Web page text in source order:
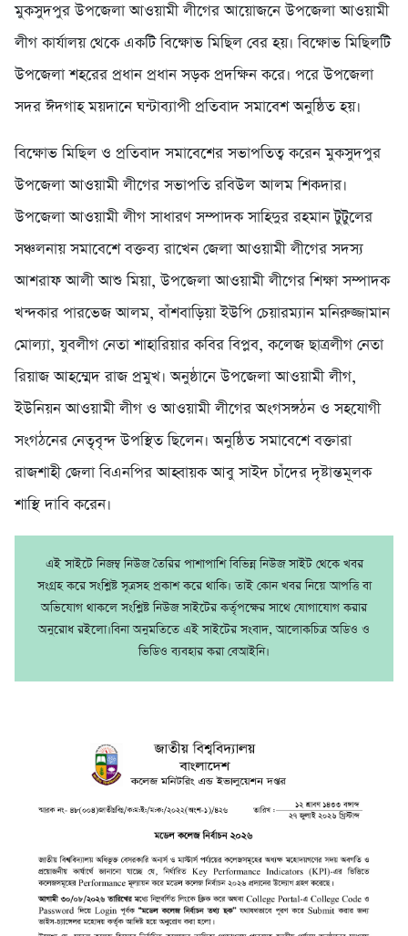
মুকসুদপুর উপজেলা আওয়ামী লীগের আয়োজনে উপজেলা আওয়ামী
লীগ কার্যালয় থেকে একটি বিক্ষোভ মিছিল বের হয়। বিক্ষোভ মিছিলটি
উপজেলা শহরের প্রধান প্রধান সড়ক প্রদক্ষিন করে। পরে উপজেলা
সদর ঈদগাহ ময়দানে ঘন্টাব্যাপী প্রতিবাদ সমাবেশ অনুষ্ঠিত হয়।
বিক্ষোভ মিছিল ও প্রতিবাদ সমাবেশের সভাপতিত্ব করেন মুকসুদপুর
উপজেলা আওয়ামী লীগের সভাপতি রবিউল আলম শিকদার।
উপজেলা আওয়ামী লীগ সাধারণ সম্পাদক সাহিদুর রহমান টুটুলের
সঞ্চলনায় সমাবেশে বক্তব্য রাখেন জেলা আওয়ামী লীগের সদস্য
আশরাফ আলী আশু মিয়া, উপজেলা আওয়ামী লীগের শিক্ষা সম্পাদক
খন্দকার পারভেজ আলম, বাঁশবাড়িয়া ইউপি চেয়ারম্যান মনিরুজ্জামান
মোল্যা, যুবলীগ নেতা শাহারিয়ার কবির বিপ্লব, কলেজ ছাত্রলীগ নেতা
রিয়াজ আহম্মেদ রাজ প্রমুখ। অনুষ্ঠানে উপজেলা আওয়ামী লীগ,
ইউনিয়ন আওয়ামী লীগ ও আওয়ামী লীগের অংগসঙ্গঠন ও সহযোগী
সংগঠনের নেতৃবৃন্দ উপস্থিত ছিলেন। অনুষ্ঠিত সমাবেশে বক্তারা
রাজশাহী জেলা বিএনপির আহ্বায়ক আবু সাইদ চাঁদের দৃষ্টান্তমূলক
শাস্থি দাবি করেন।
এই সাইটে নিজম্ব নিউজ তৈরির পাশাপাশি বিভিন্ন নিউজ সাইট থেকে খবর
সংগ্রহ করে সংশ্লিষ্ট সূত্রসহ প্রকাশ করে থাকি। তাই কোন খবর নিয়ে আপত্তি বা
অভিযোগ থাকলে সংশ্লিষ্ট নিউজ সাইটের কর্তৃপক্ষের সাথে যোগাযোগ করার
অনুরোধ রইলো।বিনা অনুমতিতে এই সাইটের সংবাদ, আলোকচিত্র অডিও ও
ভিডিও ব্যবহার করা বেআইনি।